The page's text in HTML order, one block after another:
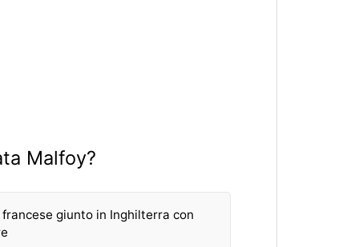
Malfoy?
giunto in Inghilterra con